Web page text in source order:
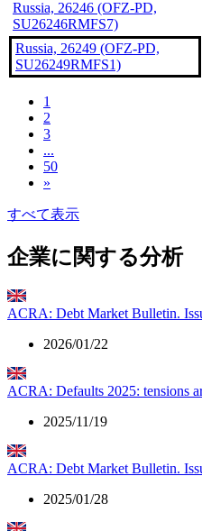
Russia, 26246 (OFZ-PD,
SU26246RMFS7)
Russia, 26249 (OFZ-PD,
SU26249RMFS1)
1
2
3
...
50
»
すべて表示
企業に関する分析
ACRA: Debt Market Bulletin.
2026/01/22
ACRA: Defaults 2025: tensions
2025/11/19
ACRA: Debt Market Bulletin.
2025/01/28